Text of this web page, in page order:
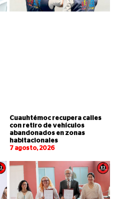
Cuauhtémoc recupera calles
con retiro de vehículos
abandonados en zonas
habitacionales
7 agosto, 2026